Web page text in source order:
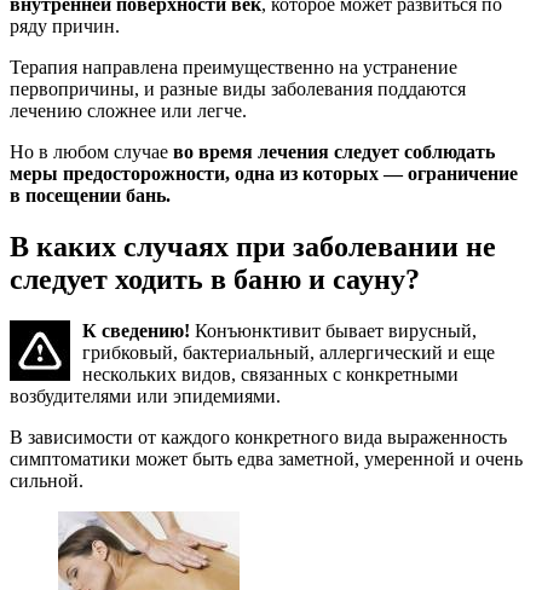
ряду причин.
Терапия направлена преимущественно на устранение
первопричины, и разные виды заболевания поддаются
лечению сложнее или легче.
Но в любом случае во время лечения следует соблюдать
меры предосторожности, одна из которых — ограничение
в посещении бань.
В каких случаях при заболевании не
следует ходить в баню и сауну?
К сведению! Конъюнктивит бывает вирусный,
грибковый, бактериальный, аллергический и еще
нескольких видов, связанных с конкретными
возбудителями или эпидемиями.
В зависимости от каждого конкретного вида выраженность
симптоматики может быть едва заметной, умеренной и очень
сильной.